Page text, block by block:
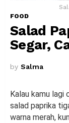
FOOD
Salad
Segar,
by Salma
Kalau kamu lagi
salad paprika
warna merah,